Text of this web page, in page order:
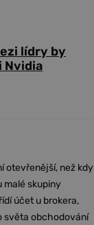
lídry by
Nvidia
otevřenější, než kdy
skupiny
účet u brokera,
světa obchodování